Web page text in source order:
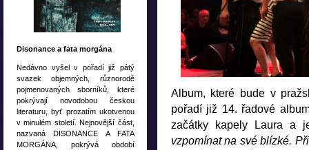
Album, které bude v
pořadí již 14. řadové
začátky kapely Laura a
vzpomínat na své blízké.
Disonance a fata morgána
Nedávno vyšel v pořadí již pátý
svazek objemných, různorodě
pojmenovaných sborníků, které
pokrývají novodobou českou
literaturu, byť prozatím ukotvenou
v minulém století. Nejnovější část,
nazvaná DISONANCE A FATA
MORGÁNA, pokrývá období